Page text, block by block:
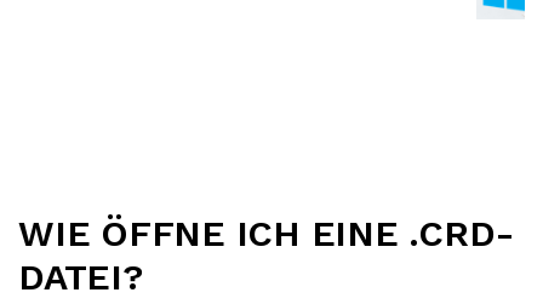
WIE ÖFFNE ICH EINE .CRD-
DATEI?